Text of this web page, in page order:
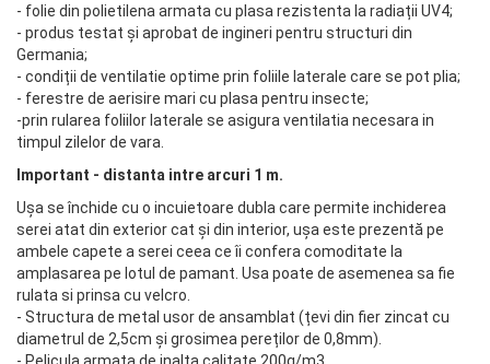
- folie din polietilena armata cu plasa rezistenta la radiații UV4;
- produs testat și aprobat de ingineri pentru structuri din
Germania;
- condiții de ventilatie optime prin foliile laterale care se pot plia;
- ferestre de aerisire mari cu plasa pentru insecte;
-prin rularea foliilor laterale se asigura ventilatia necesara in
timpul zilelor de vara.
Important - distanta intre arcuri 1 m.
Ușa se închide cu o incuietoare dubla care permite inchiderea
serei atat din exterior cat și din interior, ușa este prezentă pe
ambele capete a serei ceea ce îi confera comoditate la
amplasarea pe lotul de pamant. Usa poate de asemenea sa fie
rulata si prinsa cu velcro.
- Structura de metal usor de ansamblat (țevi din fier zincat cu
diametrul de 2,5cm și grosimea pereților de 0,8mm).